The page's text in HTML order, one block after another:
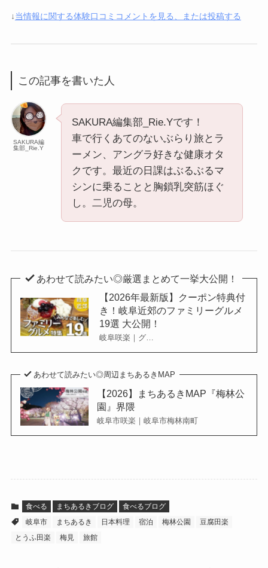
↓当情報に関する体験口コミコメントを見る、または投稿する
この記事を書いた人
SAKURA編
集部_Rie.Y
SAKURA編集部_Rie.Yです！
車で行くあてのないぶらり旅とラ
ーメン、アングラ好きな健康オタ
クです。最近の日課はぶるぶるマ
シンに乗ることと胸鎖乳突筋ほぐ
し。二児の母。
あわせて読みたい◎厳選まとめて一挙大公開！
【2026年最新版】クーポン特典付
き！岐阜近郊のファミリーグルメ
19選 大公開！
岐阜咲楽｜グ…
あわせて読みたい◎周辺まちあるきMAP
【2026】まちあるきMAP『梅林公
園』界隈
岐阜市咲楽｜岐阜市梅林南町
食べる まちあるきブログ
食べるブログ
岐阜市
まちあるき 日本料理 宿泊 梅林公園
豆腐田楽
とうふ田楽
梅見 旅館